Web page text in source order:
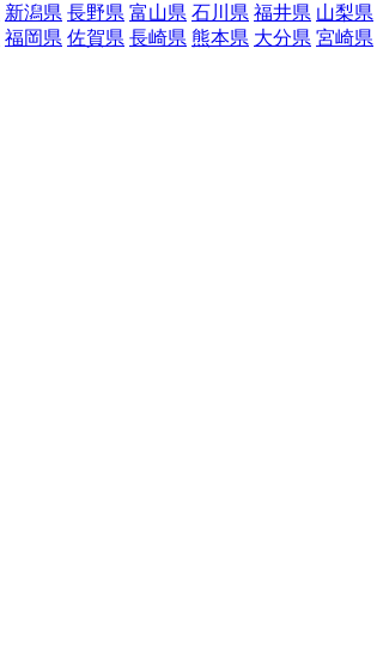
新潟県 長野県 富山県 石川県 福井県 山梨県
福岡県 佐賀県 長崎県 熊本県 大分県 宮崎県